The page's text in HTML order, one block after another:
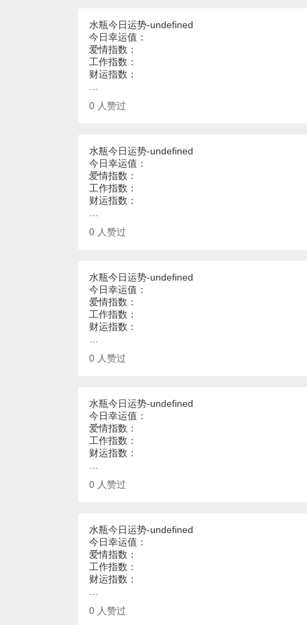
水瓶今日运势-undefined
今日幸运值：
爱情指数：
工作指数：
财运指数：
0 人赞过
水瓶今日运势-undefined
今日幸运值：
爱情指数：
工作指数：
财运指数：
0 人赞过
水瓶今日运势-undefined
今日幸运值：
爱情指数：
工作指数：
财运指数：
0 人赞过
水瓶今日运势-undefined
今日幸运值：
爱情指数：
工作指数：
财运指数：
0 人赞过
水瓶今日运势-undefined
今日幸运值：
爱情指数：
工作指数：
财运指数：
0 人赞过